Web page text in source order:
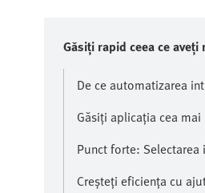
Găsiți rapid ceea ce aveți
De ce automatizarea
Găsiți aplicația cea
Punct forte:
Creșteți eficiența cu